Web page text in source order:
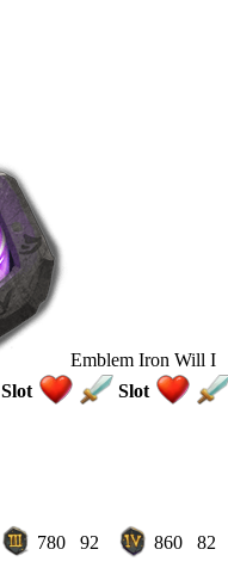
Emblem Iron Will I
Slot Slot
780 92 860 82